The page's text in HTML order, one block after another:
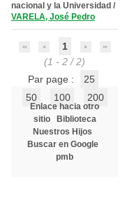
nacional y la Universidad /
VARELA, José Pedro
1
(1 - 2 / 2)
Par page :
25
50
100 200
Enlace hacia otro
sitio
Biblioteca
Nuestros Hijos
Buscar en Google
pmb